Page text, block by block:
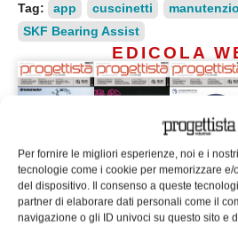
Per fornire le migliori esperienze, noi e i
tecnologie come i cookie per memorizzare
del dispositivo. Il consenso a queste
partner di elaborare dati personali come il
navigazione o gli ID univoci su questo sito e
Tag: app cuscinetti
SKF Bearing Assist
EDICOLA
ISCRIVITI ALLA NEWSLETTER